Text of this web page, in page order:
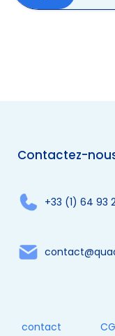
Contactez-
+33 (1) 64 93
contact